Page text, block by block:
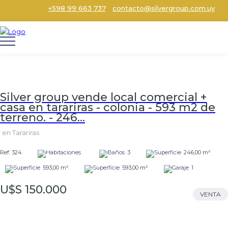
+598 99 663 737 contacto@silvergroup.com.uy
Silver group vende local comercial +
casa en tarariras - colonia - 593 m2 de
terreno. - 246...
en Tarariras
Ref: 324 3 246,00 m²
593,00 m² 593,00 m² 1
U$S 150.000 VENTA